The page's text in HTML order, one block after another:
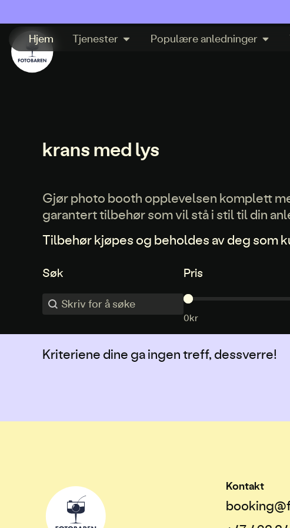
Hjem
Tjenester Populære anledninger
krans med lys
Gjør photo booth opplevelsen komplett
garantert tilbehør som vil stå i stil til din
Tilbehør kjøpes og beholdes av deg som
Søk
Søk
Søk
Pris
Pris
0kr
Kriteriene dine ga ingen treff, dessverre!
Kontakt